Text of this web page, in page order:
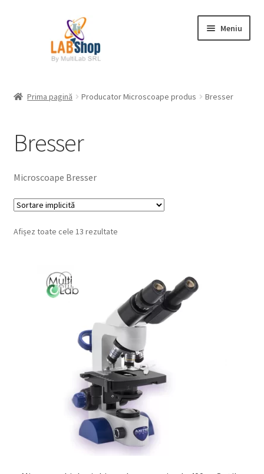
Meniu
Coș
Plată
Request a Quote
Condiții generale
Prelucrarea datelor cu caracter personal
Prima pagină Producator Microscoape produs Bresser
Bresser
Microscoape Bresser
Afișez toate cele 13 rezultate